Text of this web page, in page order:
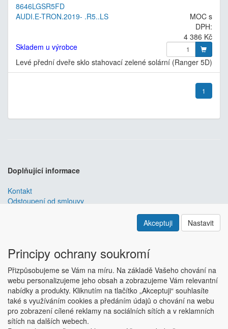
8646LGSR5FD
AUDI.E-TRON.2019- .R5..LS
MOC s
DPH:
4 386 Kč
Skladem u výrobce
Levé přední dveře sklo stahovací zelené solární (Ranger 5D)
1
Doplňující informace
Kontakt
Odstoupení od smlouvy
je nejlepším řešením e-commerce pro informační
ESHOP dodáváme předpřipravený s uživatelsky příjemnou
responzivní šablonou, která se dá upravit a optimalizovat na míru.
Hlavní výhody? Přehlednost, intuitivní ovládání, administrace a
data ve Vaší ABŘE. Chci zjistit více
Copyright © ABRA Software a.s. 2018
Akceptuji Nastavit
Principy ochrany soukromí
Přizpůsobujeme se Vám na míru. Na základě Vašeho chování na
webu personalizujeme jeho obsah a zobrazujeme Vám relevantní
nabídky a produkty. Kliknutím na tlačítko „Akceptuji“ souhlasíte
také s využíváním cookies a předáním údajů o chování na webu
pro zobrazení cílené reklamy na sociálních sítích a v reklamních
sítích na dalších webech.